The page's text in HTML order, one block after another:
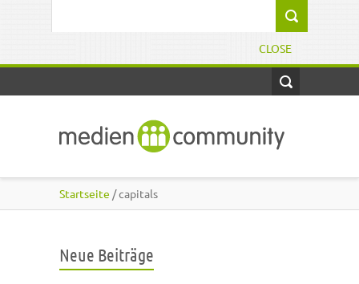
CLOSE
Startseite / capitals
Neue Beiträge